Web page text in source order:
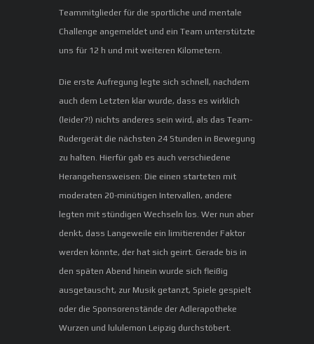
Teammitglieder für die sportliche und mentale
Challenge angemeldet und ein Team unterstützte
uns für 12 h und mit weiteren Kilometern.
Die erste Aufregung legte sich schnell, nachdem
auch dem Letzten klar wurde, dass es wirklich
(leider?!) nichts anderes sein wird, als das Team-
Rudergerät die nächsten 24 Stunden in Bewegung
zu halten. Hierfür gab es auch verschiedene
Herangehensweisen: Die einen starteten mit
moderaten 20-minütigen Intervallen, andere
legten mit stündigen Wechseln los. Wer nun aber
denkt, dass Langeweile ein limitierender Faktor
werden könnte, der hat sich geirrt. Gerade bis in
den späten Abend hinein wurde sich fleißig
ausgetauscht, zur Musik getanzt, Spiele gespielt
oder die Sponsorenstände der Adlerapotheke
Wurzen und lululemon Leipzig durchstöbert.